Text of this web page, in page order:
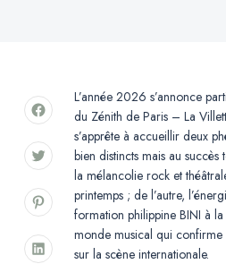
L’année 2026 s’annonce
du Zénith de Paris – La
s’apprête à accueillir deux
bien distincts mais au succès
la mélancolie rock et
printemps ; de l’autre,
formation philippine BINI à
monde musical qui
sur la scène internationale.